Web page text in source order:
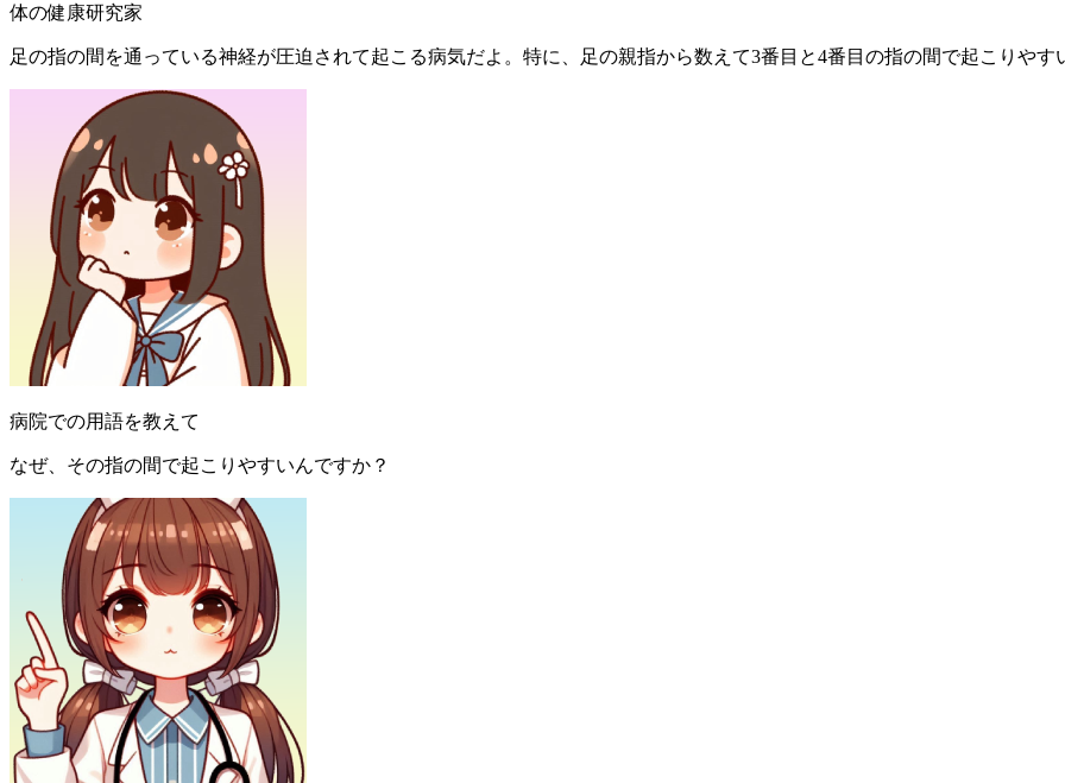
体の健康研究家
足の指の間を通っている神経が圧迫されて起こる病気だよ。特に、足の親指から数えて3番目と4番目の指の間で起こりやす
病院での用語を教えて
なぜ、その指の間で起こりやすいんですか？